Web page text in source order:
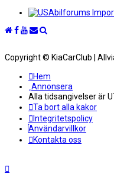
Copyright © KiaCarClub |
Hem
Annonsera
Alla tidsangivelser är
Ta bort alla kakor
Integritetspolicy
Användarvillkor
Kontakta oss